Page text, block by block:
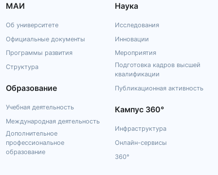
МАИ
Об университете
Официальные документы
Программы развития
Структура
Образование
Учебная деятельность
Международная деятельность
Дополнительное
профессиональное
образование
Наука
Исследования
Инновации
Мероприятия
Подготовка кадров высшей
квалификации
Публикационная активность
Кампус 360°
Инфраструктура
Онлайн-сервисы
360°